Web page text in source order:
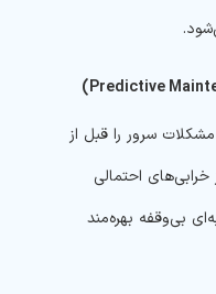
سرور را قبل از
احتمالی
بی‌وقفه بهره‌مند